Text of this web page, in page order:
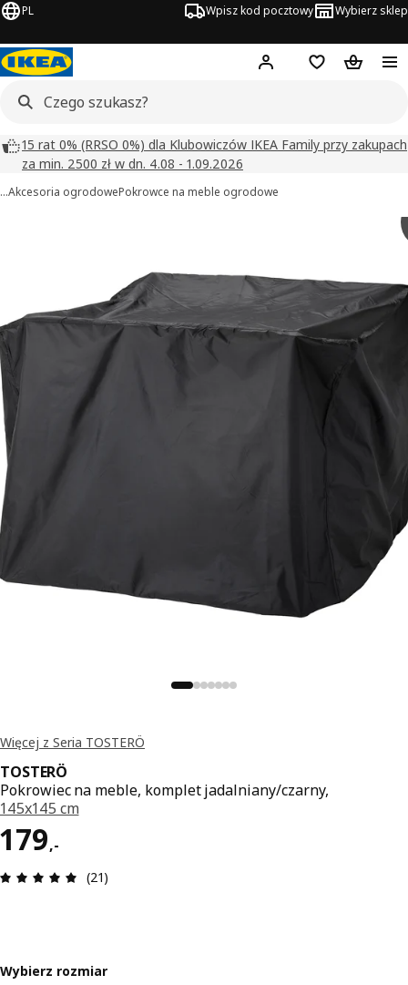
PL Wpisz kod pocztowy Wybierz sklep
Hej! Zaloguj się
Lista zakupowa
Koszyk
15 rat 0% (RRSO 0%) dla Klubowiczów IKEA Family przy zakupach
za min. 2500 zł w dn. 4.08 - 1.09.2026
…Akcesoria ogrodowePokrowce na meble ogrodowe
Więcej z Seria TOSTERÖ
TOSTERÖ
Pokrowiec na meble, komplet jadalniany/czarny,
145x145 cm
179,-
Cena 179,-
Opinia: 5 na 5 gwiazdki. Recenzje ogółem: 21
(21)
Wybierz rozmiar